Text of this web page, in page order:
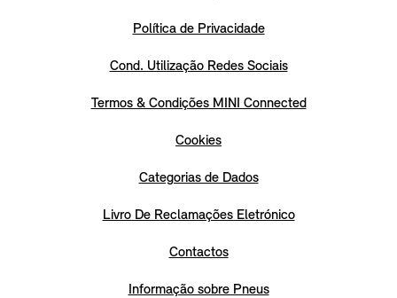
Política de Privacidade
Cond. Utilização Redes Sociais
Termos & Condições MINI Connected
Cookies
Categorias de Dados
Livro De Reclamações Eletrónico
Contactos
Informação sobre Pneus